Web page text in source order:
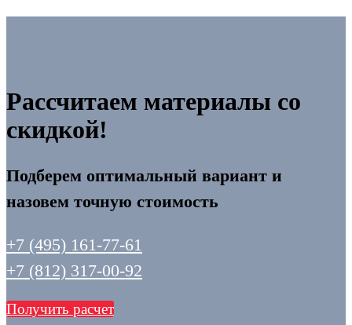
Рассчитаем материалы со
скидкой!
Подберем оптимальный вариант и
назовем точную стоимость
+7 (495) 161-77-61
+7 (812) 317-00-92
Получить расчет